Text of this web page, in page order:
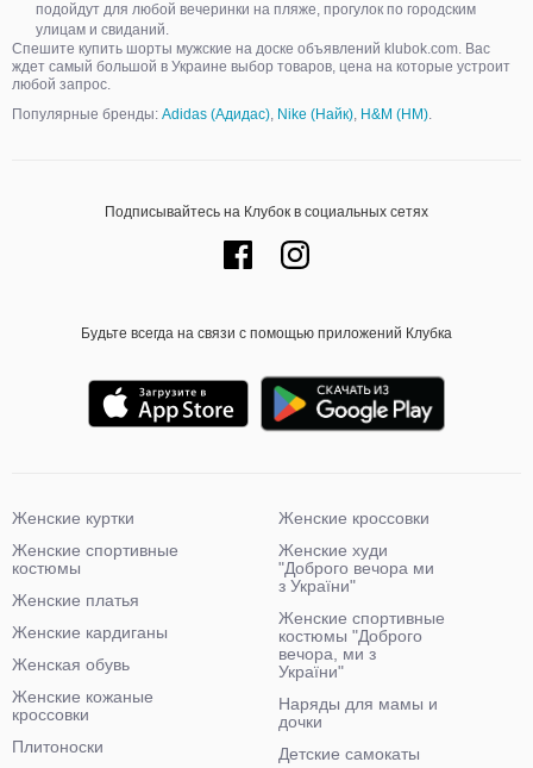
подойдут для любой вечеринки на пляже, прогулок по городским
улицам и свиданий.
Спешите купить шорты мужские на доске объявлений klubok.com. Вас
ждет самый большой в Украине выбор товаров, цена на которые устроит
любой запрос.
Популярные бренды: Adidas (Адидас), Nike (Найк), H&M (НМ).
Подписывайтесь на Клубок в социальных сетях
Будьте всегда на связи с помощью приложений Клубка
Женские куртки
Женские спортивные
костюмы
Женские платья
Женские кардиганы
Женская обувь
Женские кожаные
кроссовки
Плитоноски
Женские кроссовки
Женские худи
"Доброго вечора ми
з України"
Женские спортивные
костюмы "Доброго
вечора, ми з
України"
Наряды для мамы и
дочки
Детские самокаты